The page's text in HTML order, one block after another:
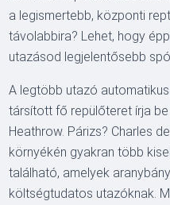
a legismertebb, központi
távolabbira? Lehet, hogy
utazásod legjelentősebb
A legtöbb utazó
társított fő repülőteret írja
Heathrow. Párizs? Charles
környékén gyakran több
található, amelyek
költségtudatos utazóknak.